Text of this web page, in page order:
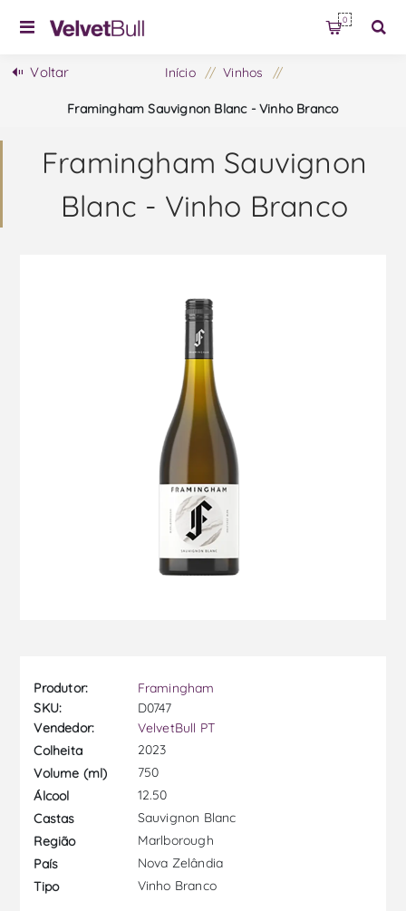
0
Voltar Início / Vinhos /
Framingham Sauvignon Blanc - Vinho Branco
Framingham Sauvignon
Blanc - Vinho Branco
Produtor:
Framingham
SKU:
D0747
Vendedor:
VelvetBull PT
Colheita
2023
Volume (ml)
750
Álcool
12.50
Castas
Sauvignon Blanc
Região
Marlborough
País
Nova Zelândia
Tipo
Vinho Branco